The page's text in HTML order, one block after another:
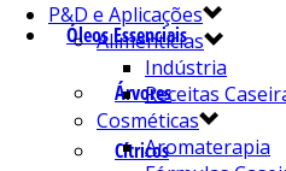
Óleos Essenciais
Árvores
Cítricos
P&D e Aplicações
Alimentícias
Indústria
Receitas
Cosméticas
Aromaterapia